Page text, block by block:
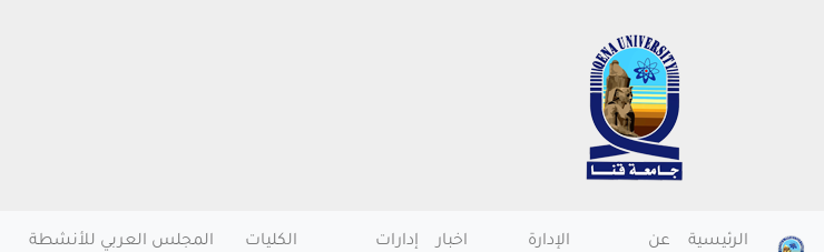
الرئيسية
عن
الإدارة
اخبار
إدارات
الكليات
المجلس العربي للأنشطة